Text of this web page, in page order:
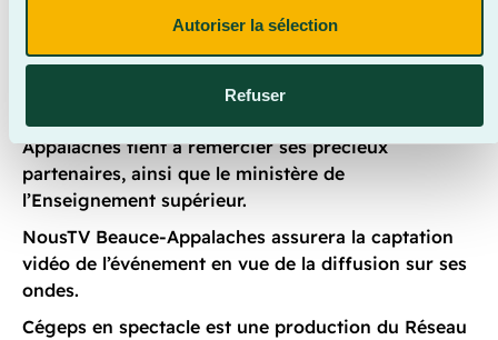
Autoriser la sélection
Refuser
étudiante du Cégep Beauce-Appalaches, Desjardins
Cégep Beauce-Appalaches, Mix 99,7, NousTV
Beauce-Appalaches, ainsi que le député fédéral de
Beauce, Jason Groleau. Le Cégep Beauce-
Appalaches tient à remercier ses précieux
partenaires, ainsi que le ministère de
l’Enseignement supérieur.
NousTV Beauce-Appalaches assurera la captation
vidéo de l’événement en vue de la diffusion sur ses
ondes.
Cégeps en spectacle est une production du Réseau